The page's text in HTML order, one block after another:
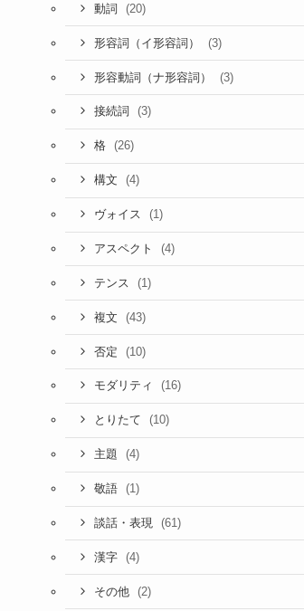
動詞 (20)
形容詞（イ形容詞） (3)
形容動詞（ナ形容詞） (3)
接続詞 (3)
格 (26)
構文 (4)
ヴォイス (1)
アスペクト (4)
テンス (1)
複文 (43)
否定 (10)
モダリティ (16)
とりたて (10)
主題 (4)
敬語 (1)
談話・表現 (61)
漢字 (4)
その他 (2)